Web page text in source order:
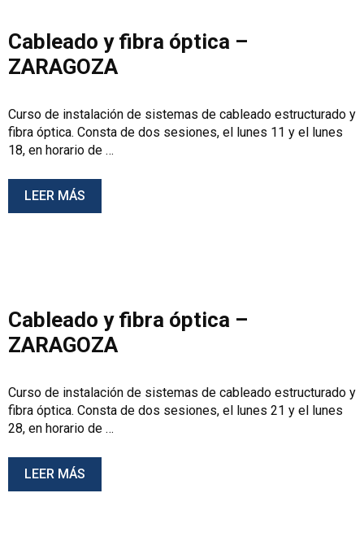
Cableado y fibra óptica –
ZARAGOZA
Curso de instalación de sistemas de cableado estructurado y
fibra óptica. Consta de dos sesiones, el lunes 11 y el lunes
18, en horario de …
LEER MÁS
Cableado y fibra óptica –
ZARAGOZA
Curso de instalación de sistemas de cableado estructurado y
fibra óptica. Consta de dos sesiones, el lunes 21 y el lunes
28, en horario de …
LEER MÁS